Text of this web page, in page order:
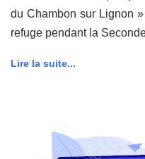
du Chambon sur Lignon
refuge pendant la
Lire la suite...